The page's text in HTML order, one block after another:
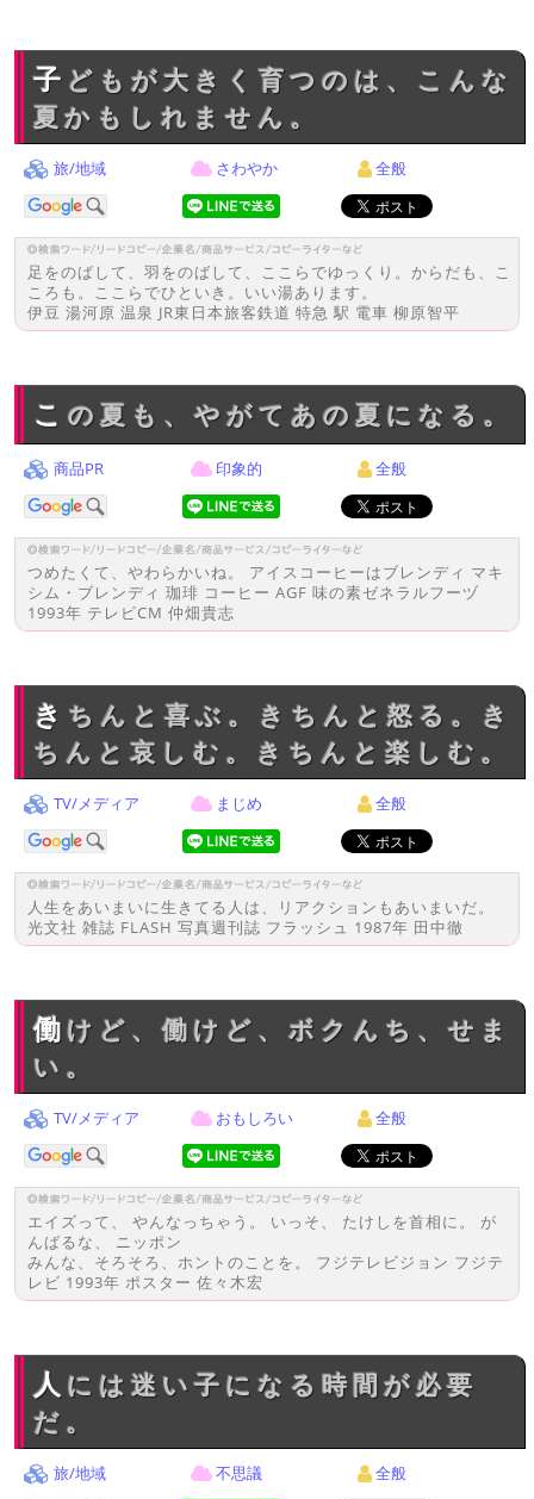
子どもが大きく育つのは、こんな
夏かもしれません。
旅/地域 さわやか 全般
足をのばして、羽をのばして、ここらでゆっくり。からだも、こ
ころも。ここらでひといき。いい湯あります。
伊豆 湯河原 温泉 JR東日本旅客鉄道 特急 駅 電車 柳原智平
この夏も、やがてあの夏になる。
商品PR 印象的 全般
つめたくて、やわらかいね。 アイスコーヒーはブレンディ マキ
シム・ブレンディ 珈琲 コーヒー AGF 味の素ゼネラルフーヅ
1993年 テレビCM 仲畑貴志
きちんと喜ぶ。きちんと怒る。き
ちんと哀しむ。きちんと楽しむ。
TV/メディア まじめ 全般
人生をあいまいに生きてる人は、リアクションもあいまいだ。
光文社 雑誌 FLASH 写真週刊誌 フラッシュ 1987年 田中徹
働けど、働けど、ボクんち、せま
い。
TV/メディア おもしろい 全般
エイズって、 やんなっちゃう。 いっそ、 たけしを首相に。 が
んばるな、 ニッポン
みんな、そろそろ、ホントのことを。 フジテレビジョン フジテ
レビ 1993年 ポスター 佐々木宏
人には迷い子になる時間が必要
だ。
旅/地域 不思議 全般